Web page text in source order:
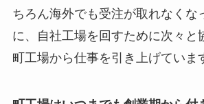
ちろん海外でも受注が取れなくな
に、自社工場を回すために次々と
町工場から仕事を引き上げていま